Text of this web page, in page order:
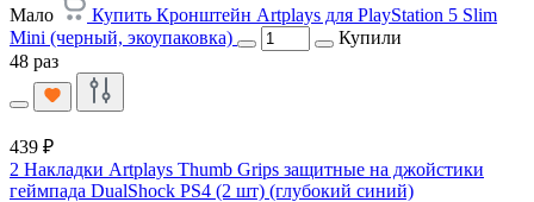
Мало
Купить Кронштейн Artplays для PlayStation 5 Slim
Mini (черный, экоупаковка)
Купили
48 раз
439 ₽
2 Накладки Artplays Thumb Grips защитные на джойстики
геймпада DualShock PS4 (2 шт) (глубокий синий)